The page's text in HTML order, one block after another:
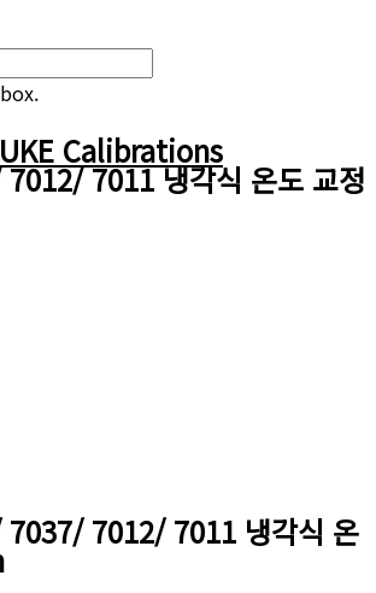
Calibrations
7011 냉각식 온도 교정
7012/ 7011 냉각식 온